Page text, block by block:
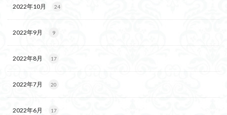
2022年10月 24
2022年9月 9
2022年8月 17
2022年7月 20
2022年6月 17